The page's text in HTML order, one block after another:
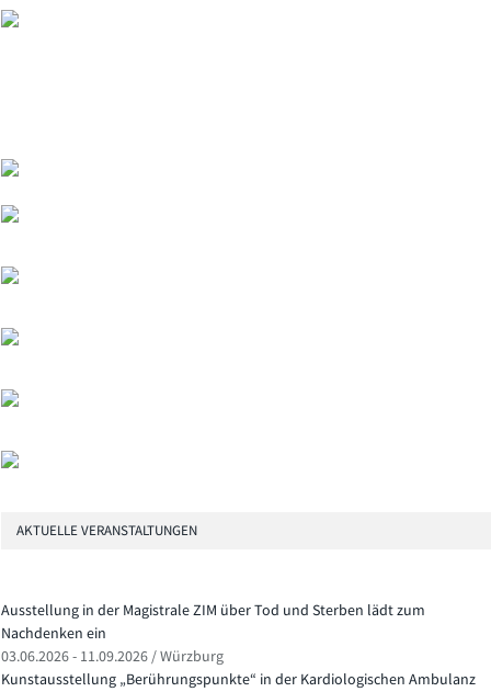
AKTUELLE VERANSTALTUNGEN
Ausstellung in der Magistrale ZIM über Tod und Sterben lädt zum
Nachdenken ein
03.06.2026 - 11.09.2026 / Würzburg
Kunstausstellung „Berührungspunkte“ in der Kardiologischen Ambulanz